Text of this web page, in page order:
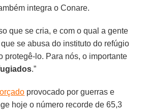
integra o Conare.
que se cria, e com o qual a gente
se abusa do instituto do refúgio
protegê-lo. Para nós, o importante
.”
provocado por guerras e
hoje o número recorde de 65,3